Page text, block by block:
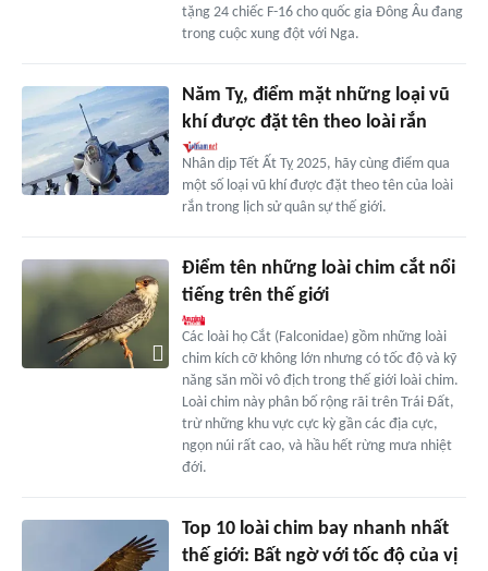
tặng 24 chiếc F-16 cho quốc gia Đông Âu đang
trong cuộc xung đột với Nga.
Năm Tỵ, điểm mặt những loại vũ
khí được đặt tên theo loài rắn
Nhân dịp Tết Ất Tỵ 2025, hãy cùng điểm qua
một số loại vũ khí được đặt theo tên của loài
rắn trong lịch sử quân sự thế giới.
Điểm tên những loài chim cắt nổi
tiếng trên thế giới
Các loài họ Cắt (Falconidae) gồm những loài
chim kích cỡ không lớn nhưng có tốc độ và kỹ
năng săn mồi vô địch trong thế giới loài chim.
Loài chim này phân bố rộng rãi trên Trái Đất,
trừ những khu vực cực kỳ gần các địa cực,
ngọn núi rất cao, và hầu hết rừng mưa nhiệt
đới.
Top 10 loài chim bay nhanh nhất
thế giới: Bất ngờ với tốc độ của vị